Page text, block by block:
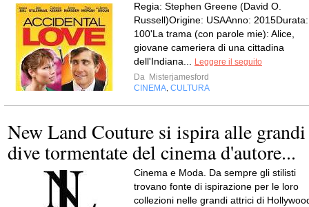
Regia: Stephen Greene (David O.
Russell)Origine: USAAnno: 2015Durata:
100'La trama (con parole mie): Alice,
giovane cameriera di una cittadina
dell'Indiana... Leggere il seguito
Da Misterjamesford
CINEMA, CULTURA
New Land Couture si ispira alle grandi
dive tormentate del cinema d'autore...
Cinema e Moda. Da sempre gli stilisti
trovano fonte di ispirazione per le loro
collezioni nelle grandi attrici di